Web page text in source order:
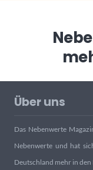
Über uns
Das Nebenwerte
Nebenwerte und hat
Deutschland mehr in